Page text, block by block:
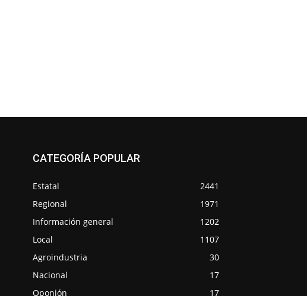
CATEGORÍA POPULAR
Estatal
2441
Regional
1971
Información general
1202
Local
1107
Agroindustria
30
Nacional
17
Oponión
17